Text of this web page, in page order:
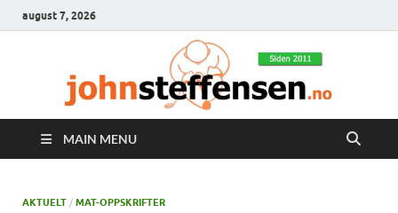
august 7, 2026
MAIN MENU
AKTUELT / MAT-OPPSKRIFTER